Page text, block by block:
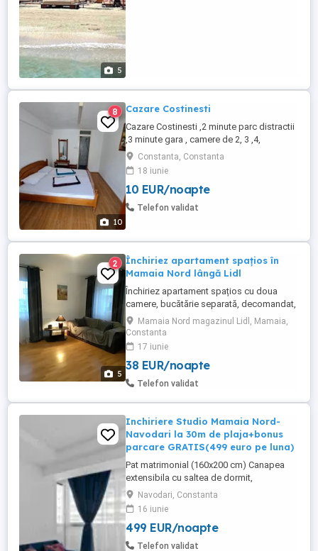
5
10
8 Cazare Costinesti
Cazare Costinesti ,2 minute parc distractii
,3 minute gara , camere de 2, 3 ,4,
persoane si camere de grup ,de 6 si 7
persoane ,terase, curte mare , parcare , 2
bucatarii , aer conditionat ,etc.
Constanta, Constanta
18 iunie
10 EUR/noapte
Telefon validat
5
2
Închiriez apartament spațios în
Mamaia Nord lângă Lidl
Închiriez apartament spațios cu doua
camere, bucătărie separată, decomandat,
utilat, în Mamaia Nord lângă magazinul
Lidl si 100m distanta de mare. Închirierea
se face pe cel puțin 3 zile, iar prețul este în
Sunt excluse petrecerile, animalele de
companie sau ...
Mamaia Nord magazinul Lidl, Mamaia,
Constanta
17 iunie
38 EUR/noapte
Telefon validat
Inchiriere Studio Mamaia Nord-
Navodari la 30m de plaja+bonus
parcare GRATIS(499 euro pe luna)
Pat matrimonial (160x200 cm) Canapea
extensibila cu saltea de dormit,
dimensiuni Dulap cu oglinzi si usi glisante
Noptiere si veioze Comoda cu sertare
Filtru de cafea cu capsule Pahare, farfurii,
tacamuri Masa de bucatarie cu scaune
Cuptor electric Plita cu inductie Chiuveta
Navodari, Constanta
16 iunie
499 EUR/noapte
Telefon validat